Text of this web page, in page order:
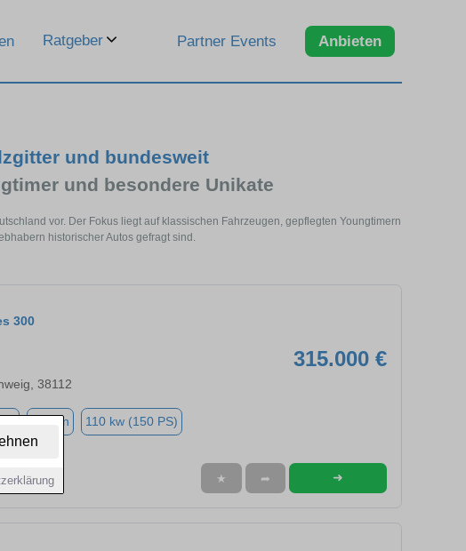
Ratgeber Partner Events Anbieten
und bundesweit
und besondere Unikate
vor. Der Fokus liegt auf klassischen Fahrzeugen, gepflegten Youngtimern
historischer Autos gefragt sind.
300
315.000 €
38112
Benzin 110 kw (150 PS)
★ ➦ ➜